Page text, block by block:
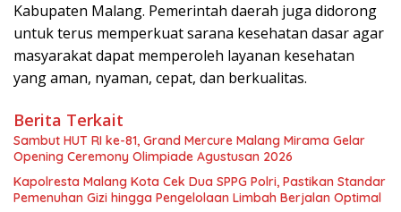
Kabupaten Malang. Pemerintah daerah juga didorong
untuk terus memperkuat sarana kesehatan dasar agar
masyarakat dapat memperoleh layanan kesehatan
yang aman, nyaman, cepat, dan berkualitas.
Berita Terkait
Sambut HUT RI ke-81, Grand Mercure Malang Mirama Gelar
Opening Ceremony Olimpiade Agustusan 2026
Kapolresta Malang Kota Cek Dua SPPG Polri, Pastikan Standar
Pemenuhan Gizi hingga Pengelolaan Limbah Berjalan Optimal